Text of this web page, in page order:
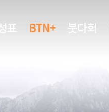
표 BTN+ 붓다회